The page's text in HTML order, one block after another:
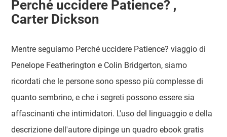
Perché uccidere Patience? ,
Carter Dickson
Mentre seguiamo Perché uccidere Patience? viaggio di
Penelope Featherington e Colin Bridgerton, siamo
ricordati che le persone sono spesso più complesse di
quanto sembrino, e che i segreti possono essere sia
affascinanti che intimidatori. L'uso del linguaggio e della
descrizione dell'autore dipinge un quadro ebook gratis